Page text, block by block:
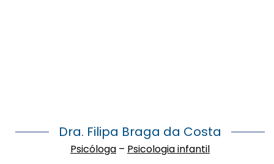
Dra. Filipa Braga da Costa
Psicóloga – Psicologia infantil